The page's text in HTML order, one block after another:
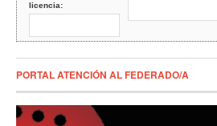
licencia:
PORTAL ATENCIÓN AL FEDERADO/A